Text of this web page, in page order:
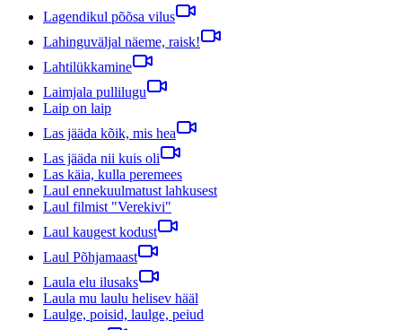
Lagendikul põõsa vilus
Lahinguväljal näeme, raisk!
Lahtilükkamine
Laimjala pullilugu
Laip on laip
Las jääda kõik, mis hea
Las jääda nii kuis oli
Las käia, kulla peremees
Laul ennekuulmatust lahkusest
Laul filmist "Verekivi"
Laul kaugest kodust
Laul Põhjamaast
Laula elu ilusaks
Laula mu laulu helisev hääl
Laulge, poisid, laulge, peiud